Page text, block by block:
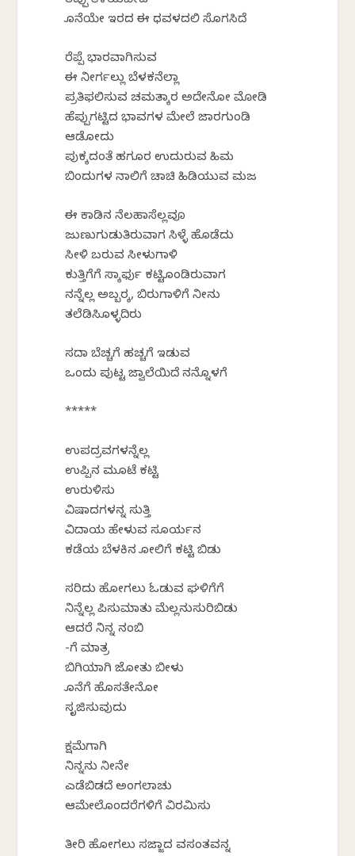
ಕೊನೆಯೇ ಇರದ ಈ ಧವಳದಲಿ ಸೊಗಸಿದೆ
ರೆಪ್ಪೆ ಭಾರವಾಗಿಸುವ
ಈ ನೀರ್ಗಲ್ಲು ಬೆಳಕನೆಲ್ಲಾ
ಪ್ರತಿಫಲಿಸುವ ಚಮತ್ಕಾರಕೆ ಅದೇನೋ ಮೋಡಿ
ಹೆಪ್ಪುಗಟ್ಟಿದ ಭಾವಗಳ ಮೇಲೆ ಜಾರಗುಂಡಿ
ಆಡೋದು
ಪುಕ್ಕದಂತೆ ಹಗೂರ ಉದುರುವ ಹಿಮ
ಬಿಂದುಗಳ ನಾಲಿಗೆ ಚಾಚಿ ಹಿಡಿಯುವ ಮಜ
ಈ ಕಾಡಿನ ನೆಲಹಾಸೆಲ್ಲವೂ
ಜುಣುಗುಡುತಿರುವಾಗ ಸಿಳ್ಳೆ ಹೊಡೆದು
ಸೀಳಿ ಬರುವ ಸೀಳುಗಾಳಿ
ಕುತ್ತಿಗೆಗೆ ಸ್ಕಾರ್ಫು ಕಟ್ಟಿಕೊಂಡಿರುವಾಗ
ನನ್ನೆಲ್ಲ ಅಬ್ಬರಕ್ಕೆ, ಬಿರುಗಾಳಿಗೆ ನೀನು
ತಲೆಕೆಡಿಸಿಕೊಳ್ಳದಿರು
ಸದಾ ಬೆಚ್ಚಗೆ ಹಚ್ಚಗೆ ಇಡುವ
ಒಂದು ಪುಟ್ಟ ಜ್ವಾಲೆಯಿದೆ ನನ್ನೊಳಗೆ
*****
ಉಪದ್ರವಗಳನ್ನೆಲ್ಲ
ಉಪ್ಪಿನ ಮೂಟೆ ಕಟ್ಟಿ
ಉರುಳಿಸು
ವಿಷಾದಗಳನ್ನ ಸುತ್ತಿ
ವಿದಾಯ ಹೇಳುವ ಸೂರ್ಯನ
ಕಡೆಯ ಬೆಳಕಿನ ಕೋಲಿಗೆ ಕಟ್ಟಿ ಬಿಡು
ಸರಿದು ಹೋಗಲು ಓಡುವ ಘಳಿಗೆಗೆ
ನಿನ್ನೆಲ್ಲ ಪಿಸುಮಾತು ಮೆಲ್ಲನುಸುರಿಬಿಡು
ಆದರೆ ನಿನ್ನ ನಂಬಿಕೆ
-ಗೆ ಮಾತ್ರ
ಬಿಗಿಯಾಗಿ ಜೋತು ಬೀಳು
ಕೊನೆಗೆ ಹೊಸತೇನೋ
ಸೃಜಿಸುವುದು
ಕ್ಷಮೆಗಾಗಿ
ನಿನ್ನನು ನೀನೇ
ಎಡೆಬಿಡದೆ ಅಂಗಲಾಚು
ಆಮೇಲೊಂದರೆಗಳಿಗೆ ವಿರಮಿಸು
ತೀರಿ ಹೋಗಲು ಸಜ್ಜಾದ ವಸಂತವನ್ನ